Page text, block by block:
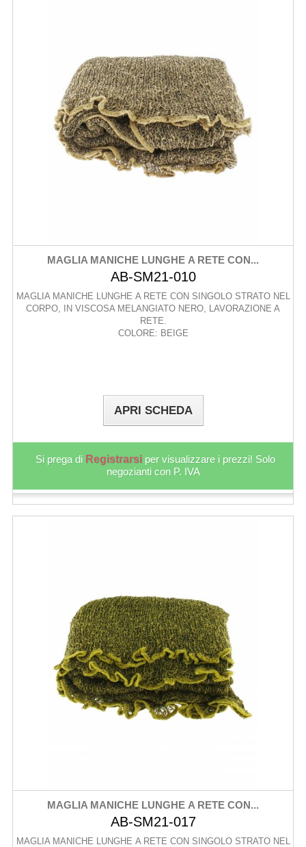
MAGLIA MANICHE LUNGHE A RETE CON...
AB-SM21-010
MAGLIA MANICHE LUNGHE A RETE CON SINGOLO STRATO NEL
CORPO, IN VISCOSA MELANGIATO NERO, LAVORAZIONE A
RETE.
COLORE: BEIGE
APRI SCHEDA
Si prega di Registrarsi per visualizzare i prezzi! Solo
negozianti con P. IVA
MAGLIA MANICHE LUNGHE A RETE CON...
AB-SM21-017
MAGLIA MANICHE LUNGHE A RETE CON SINGOLO STRATO NEL